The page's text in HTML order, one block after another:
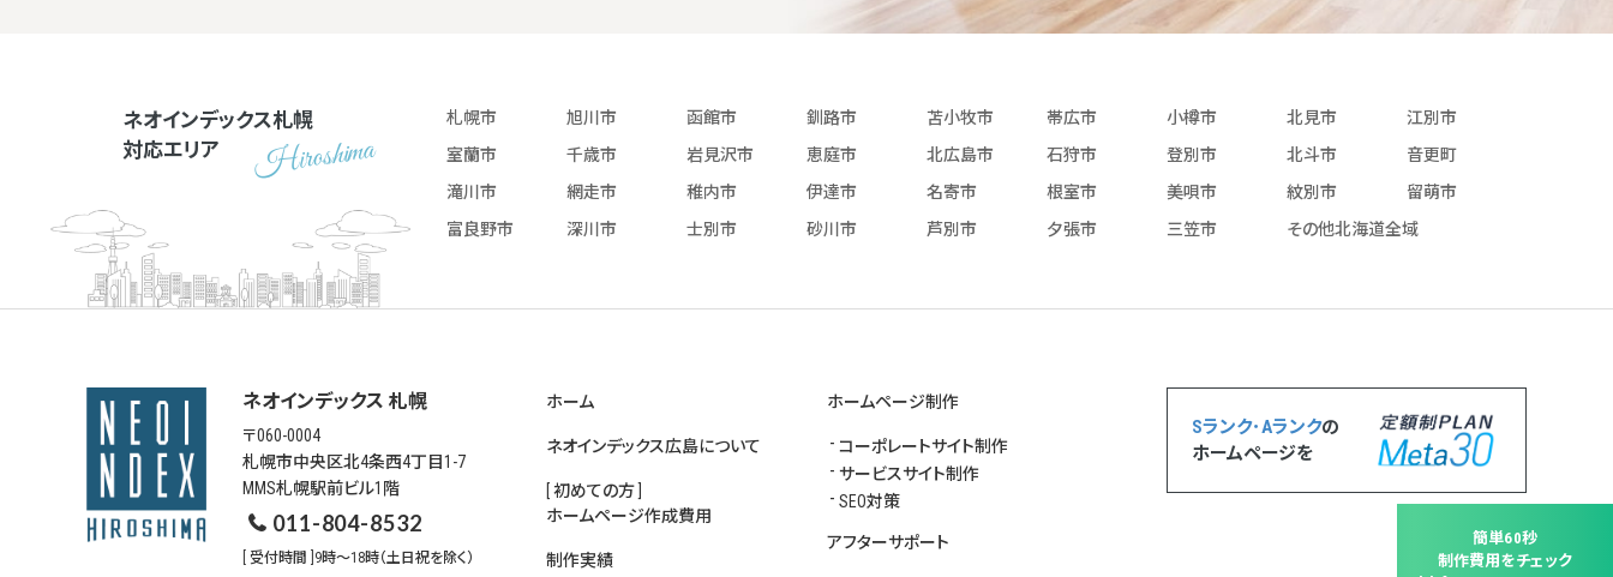
簡単60秒
制作費用をチェック
ネオインデックス札幌
対応エリア
札幌市 旭川市 函館市 釧路市 苫小牧市 帯広市 小樽市 北見市
江別市
室蘭市
千歳市 岩見沢市 恵庭市 北広島市 石狩市 登別市 北斗市
音更町
滝川市
網走市 稚内市 伊達市 名寄市 根室市 美唄市 紋別市
留萌市
富良野市
深川市 士別市 砂川市 芦別市 夕張市 三笠市 その他北海道全域
ネオインデックス 札幌
〒060-0004
札幌市中央区北4条西4丁目1-7
MMS札幌駅前ビル1階
011-804-8532
[ 受付時間 ]9時～18時（土日祝を除く）
ホーム
ネオインデックス広島について
[ 初めての方 ]
ホームページ作成費用
制作実績
ホームページ制作
コーポレートサイト制作
サービスサイト制作
SEO対策
アフターサポート
Sランク･Aランクの
ホームページを